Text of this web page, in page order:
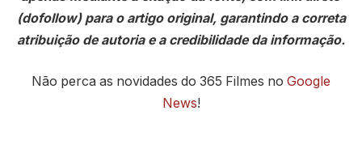
(dofollow) para o artigo original, garantindo a correta
atribuição de autoria e a credibilidade da informação.
Não perca as novidades do 365 Filmes no Google
News!